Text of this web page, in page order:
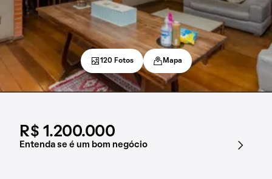
R$ 1.200.000
Entenda se é um bom negócio
120 Fotos Mapa